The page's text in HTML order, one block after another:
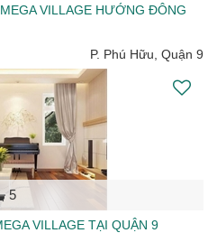
VILLAGE HƯỚNG ĐÔNG
P. Phú Hữu, Quận 9
5
VILLAGE TẠI QUẬN 9